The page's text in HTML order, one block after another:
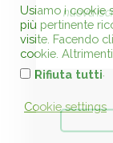
Usiamo i cookie
più pertinente
visite. Facendo
cookie.
Rifiuta tutti
Cookie settings